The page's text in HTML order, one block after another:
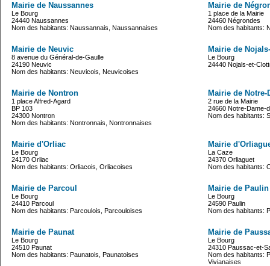
Mairie de Naussannes
Le Bourg
24440 Naussannes
Nom des habitants: Naussannais, Naussannaises
Mairie de
1 place de la Mairie
24460 Négrondes
Nom des habitants:
Mairie de Neuvic
8 avenue du Général-de-Gaulle
24190 Neuvic
Nom des habitants: Neuvicois, Neuvicoises
Mairie de
Le Bourg
24440 Nojals-et-
Mairie de Nontron
1 place Alfred-Agard
BP 103
24300 Nontron
Nom des habitants: Nontronnais, Nontronnaises
Mairie de Notre-
2 rue de la Mairie
24660 Notre-Dame-
Nom des habitants:
Mairie d'Orliac
Le Bourg
24170 Orliac
Nom des habitants: Orliacois, Orliacoises
Mairie
La Caze
24370 Orliaguet
Nom des habitants:
Mairie de Parcoul
Le Bourg
24410 Parcoul
Nom des habitants: Parcoulois, Parcouloises
Mairie de Paulin
Le Bourg
24590 Paulin
Nom des habitants:
Mairie de Paunat
Le Bourg
24510 Paunat
Nom des habitants: Paunatois, Paunatoises
Mairie de
Le Bourg
24310 Paussac-et-
Nom des habitants:
Vivianaises